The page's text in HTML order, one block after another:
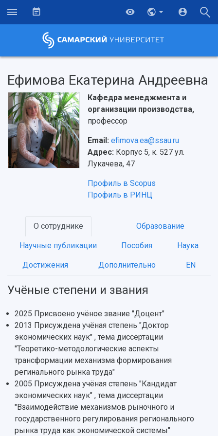
История
Рейтинги
Руководство
Попечительский совет
Ректорат
Кадровый резерв
Персоналии
Сотрудники и преподаватели
Заслуженные деятели
Структура университета
Институты и факультеты
Кафедры
Главные новости
Объявления
События
Газета "Полет"
Газета "Самарский университет"
Мы в соцсетях
Мультимедиа
Подкасты
Просветительский проект "Одержимы
Почему я выбираю Самарский университет?
Бакалавриат и специалитет
Магистратура
Формы обучения
Учебные планы
Институты и факультеты
Образовательные программы
Профессорско-преподавательский состав
Расписание занятий
Стипендии
Тестирование иностранных граждан на
знание русского языка, истории России и
Основные научные направления
Диссертационные советы
Подготовка научных кадров
работников
Научно-технический совет
Научные проекты и темы
Аспирантура и докторантура
Справочные материалы
Научная инфраструктура
Научно-исследовательские подразделения
Структурная схема управления научно-
исследовательской деятельностью
Материальная база
Ефимова Екатерина Андреевна
Кафедра менеджмента и
организации производства,
профессор
Email: efimova.ea@ssau.ru
Адрес: Корпус 5, к. 527 ул.
Лукачева, 47
Профиль в Scopus
Профиль в РИНЦ
О сотруднике Образование
Научные публикации Пособия Наука
Достижения Дополнительно EN
Учёные степени и звания
2025 Присвоено учёное звание "Доцент"
2013 Присуждена учёная степень "Доктор
экономических наук" , тема диссертации
"Теоретико-методологические аспекты
трансформации механизма формирования
регинального рынка труда"
2005 Присуждена учёная степень "Кандидат
экономических наук" , тема диссертации
"Взаимодействие механизмов рыночного и
государственного регулирования регионального
рынка труда как экономической системы"